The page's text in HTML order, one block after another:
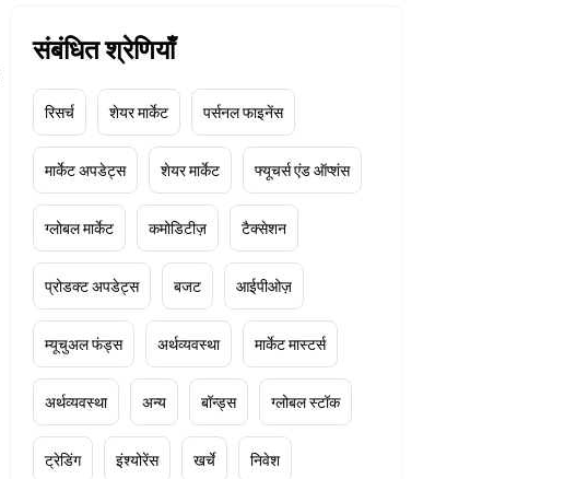
संबंधित श्रेणियाँ
रिसर्च शेयर मार्केट पर्सनल फाइनेंस
मार्केट अपडेट्स शेयर मार्केट फ्यूचर्स एंड ऑप्शंस
ग्लोबल मार्केट कमोडिटीज़ टैक्सेशन
प्रोडक्ट अपडेट्स बजट आईपीओज़
म्यूचुअल फंड्स अर्थव्यवस्था मार्केट मास्टर्स
अर्थव्यवस्था अन्य बॉन्ड्स ग्लोबल स्टॉक
ट्रेडिंग इंश्योरेंस खर्चे निवेश